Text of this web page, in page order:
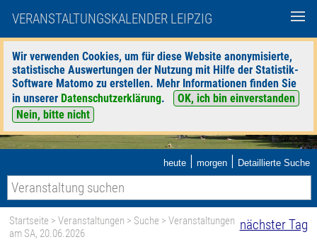
VERANSTALTUNGSKALENDER LEIPZIG
Wir verwenden Cookies, um für diese Website anonymisierte,
statistische Auswertungen der Nutzung mit Hilfe der Statistik-
Software Matomo zu erstellen. Mehr Informationen finden Sie
in unserer Datenschutzerklärung.
OK, ich bin einverstanden
Nein, bitte nicht
heute | morgen | Detaillierte Suche
nächster Tag
Startseite >Veranstaltungen > Suche > Veranstaltungen
am SA, 20.06.2026